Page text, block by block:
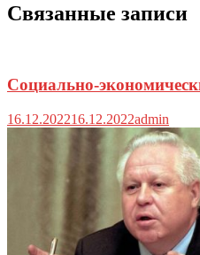
Связанные записи
Социально-
16.12.202216.12.2022admin